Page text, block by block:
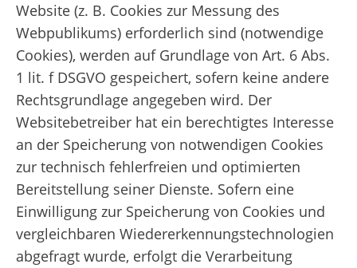
Website (z. B. Cookies zur Messung des
Webpublikums) erforderlich sind (notwendige
Cookies), werden auf Grundlage von Art. 6 Abs.
1 lit. f DSGVO gespeichert, sofern keine andere
Rechtsgrundlage angegeben wird. Der
Websitebetreiber hat ein berechtigtes Interesse
an der Speicherung von notwendigen Cookies
zur technisch fehlerfreien und optimierten
Bereitstellung seiner Dienste. Sofern eine
Einwilligung zur Speicherung von Cookies und
vergleichbaren Wiedererkennungstechnologien
abgefragt wurde, erfolgt die Verarbeitung